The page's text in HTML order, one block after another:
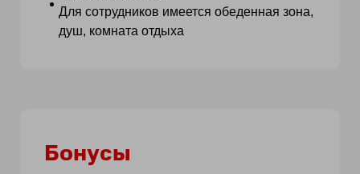
Для сотрудников имеется обеденная зона,
душ, комната отдыха
Бонусы